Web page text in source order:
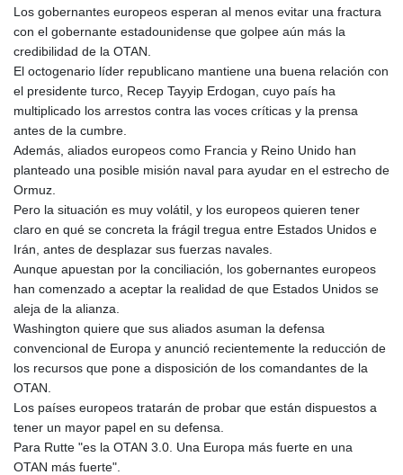
MMK 2419.122624
MNT 4143.388184
MRU 46.278586
MUR 54.234774
MVR 17.813278
MXN 19.815707
MYR 4.711847
NAD 18.828807
NGN 1572.383836
NIO 42.477873
NOK 10.994271
NPR 175.774208
OMR 0.443012
PAB 1.154359
PEN 3.901993
PHP 70.186213
PKR 320.48031
PLN 4.301477
Los gobernantes europeos esperan al menos evitar una fractura
con el gobernante estadounidense que golpee aún más la
credibilidad de la OTAN.
El octogenario líder republicano mantiene una buena relación con
el presidente turco, Recep Tayyip Erdogan, cuyo país ha
multiplicado los arrestos contra las voces críticas y la prensa
antes de la cumbre.
Además, aliados europeos como Francia y Reino Unido han
planteado una posible misión naval para ayudar en el estrecho de
Ormuz.
Pero la situación es muy volátil, y los europeos quieren tener
claro en qué se concreta la frágil tregua entre Estados Unidos e
Irán, antes de desplazar sus fuerzas navales.
Aunque apuestan por la conciliación, los gobernantes europeos
han comenzado a aceptar la realidad de que Estados Unidos se
aleja de la alianza.
Washington quiere que sus aliados asuman la defensa
convencional de Europa y anunció recientemente la reducción de
los recursos que pone a disposición de los comandantes de la
OTAN.
Los países europeos tratarán de probar que están dispuestos a
tener un mayor papel en su defensa.
Para Rutte "es la OTAN 3.0. Una Europa más fuerte en una
OTAN más fuerte".